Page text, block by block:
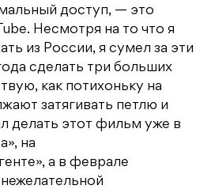
доступ, — это
Несмотря на то что я
из России, я сумел за эти
сделать три больших
как потихоньку на
затягивать петлю и
делать этот фильм уже в
на
а в феврале